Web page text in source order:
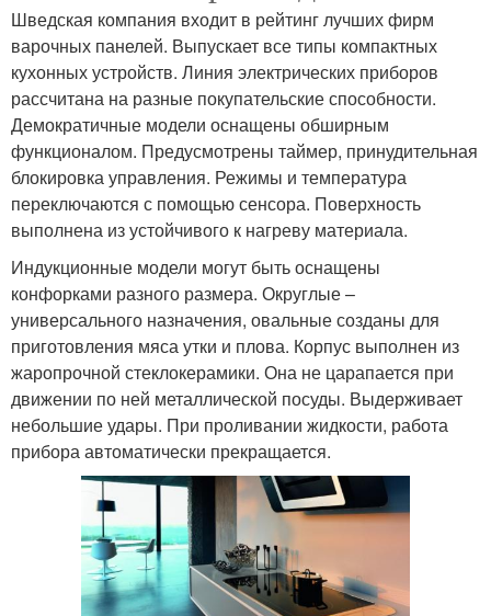
Шведская компания входит в рейтинг лучших фирм
варочных панелей. Выпускает все типы компактных
кухонных устройств. Линия электрических приборов
рассчитана на разные покупательские способности.
Демократичные модели оснащены обширным
функционалом. Предусмотрены таймер, принудительная
блокировка управления. Режимы и температура
переключаются с помощью сенсора. Поверхность
выполнена из устойчивого к нагреву материала.
Индукционные модели могут быть оснащены
конфорками разного размера. Округлые –
универсального назначения, овальные созданы для
приготовления мяса утки и плова. Корпус выполнен из
жаропрочной стеклокерамики. Она не царапается при
движении по ней металлической посуды. Выдерживает
небольшие удары. При проливании жидкости, работа
прибора автоматически прекращается.